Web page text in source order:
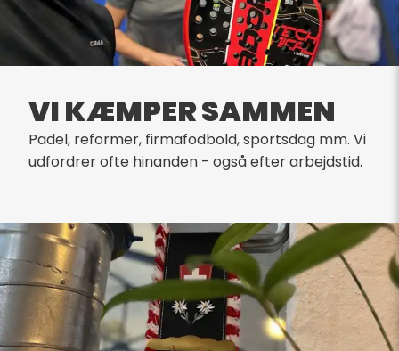
VI KÆMPER SAMMEN
Padel, reformer, firmafodbold, sportsdag mm. Vi
udfordrer ofte hinanden - også efter arbejdstid.